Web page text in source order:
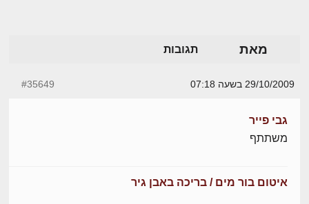
מאת תגובות
29/10/2009 בשעה 07:18 #35649
גבי פייר
משתתף
איטום בור מים / בריכה באבן גיר